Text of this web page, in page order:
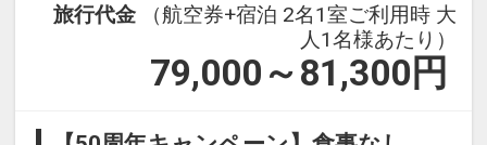
旅行代金
（航空券+宿泊 2名1室ご利用時 大
人1名様あたり）
79,000～81,300 円